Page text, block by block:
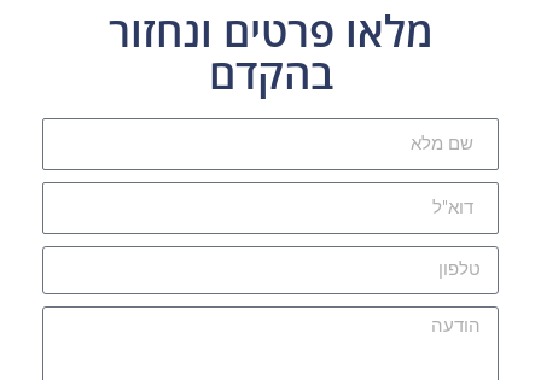
מלאו פרטים ונחזור
בהקדם